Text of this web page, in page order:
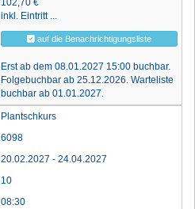
102,70 €
inkl. Eintritt ...
auf die Benachrichtigungsliste
Erst ab dem 08.01.2027 15:00 buchbar.
Folgebuchbar ab 25.12.2026. Warteliste
buchbar ab 01.01.2027.
Plantschkurs
6098
20.02.2027 - 24.04.2027
10
08:30